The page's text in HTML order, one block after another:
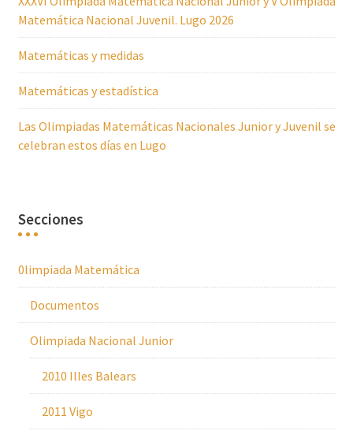
Matemática Nacional Juvenil. Lugo 2026
Matemáticas y medidas
Matemáticas y estadística
Las Olimpiadas Matemáticas Nacionales Junior y Juvenil se
celebran estos días en Lugo
Secciones
0limpiada Matemática
Documentos
Olimpiada Nacional Junior
2010 Illes Balears
2011 Vigo